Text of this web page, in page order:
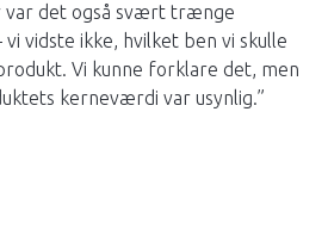
det også svært trænge
vidste ikke, hvilket ben vi skulle
Vi kunne forklare det, men
kerneværdi var usynlig.”